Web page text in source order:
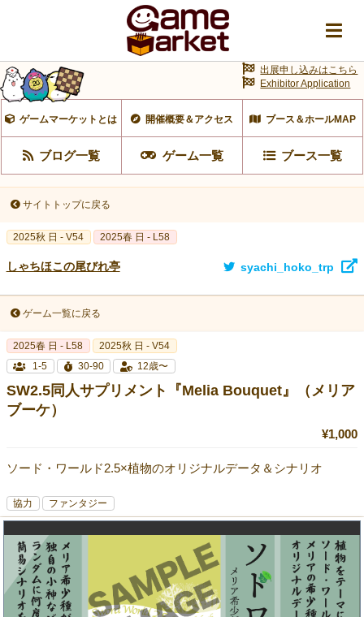
ゲームマーケットとは 開催概要＆アクセス ブース＆ホールMAP
ブログ一覧 ゲーム一覧 ブース一覧
出展申し込みはこちら
Exhibitor Application
サイトトップに戻る
2025秋 日 - V54 2025春 日 - L58
しゃちほこの尾びれ亭 syachi_hoko_trp
ゲーム一覧に戻る
2025春 日 - L58
2025秋 日 - V54
1-5
30-90 12歳〜
SW2.5同人サプリメント『Melia Bouquet』（メリア
ブーケ）
¥1,000
ソード・ワールド2.5×植物のオリジナルデータ＆シナリオ
協力 ファンタジー